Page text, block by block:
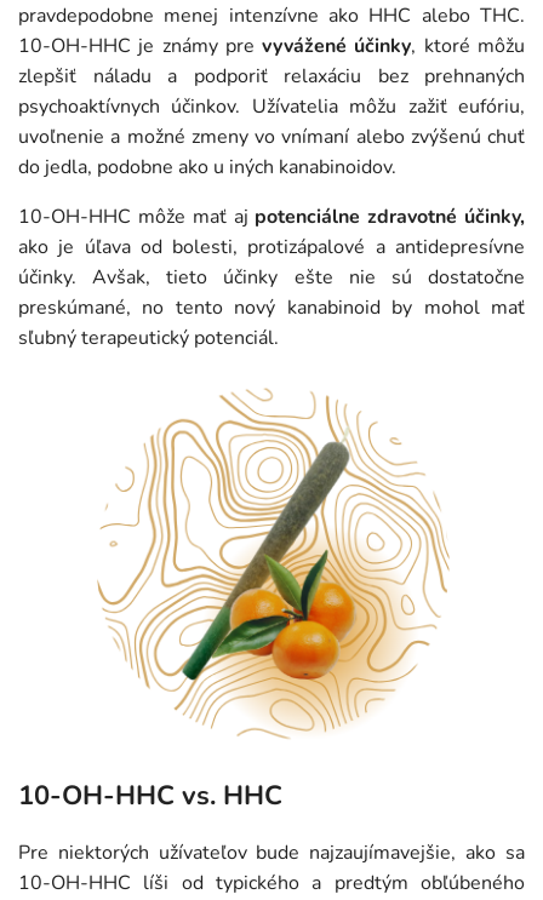
pravdepodobne menej intenzívne ako HHC alebo THC.
10-OH-HHC je známy prevyvážené účinky, ktoré môžu
zlepšiť náladu a podporiť relaxáciu bez prehnaných
psychoaktívnych účinkov. Užívatelia môžu zažiť eufóriu,
uvoľnenie a možné zmeny vo vnímaní alebo zvýšenú chuť
do jedla, podobne ako u iných kanabinoidov.
10-OH-HHC môže mať aj potenciálne zdravotné účinky,
ako je úľava od bolesti, protizápalové a antidepresívne
účinky. Avšak, tieto účinky ešte nie sú dostatočne
preskúmané, no tento nový kanabinoid by mohol mať
sľubný terapeutický potenciál.
10-OH-HHC vs. HHC
Pre niektorých užívateľov bude najzaujímavejšie, ako sa
10-OH-HHC líši od typického a predtým obľúbeného